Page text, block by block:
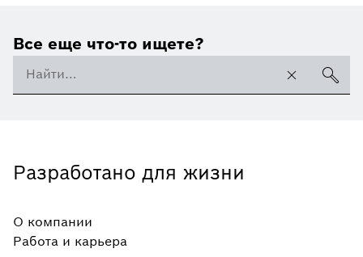
Все еще что-то ищете?
Разработано для жизни
О компании
Работа и карьера